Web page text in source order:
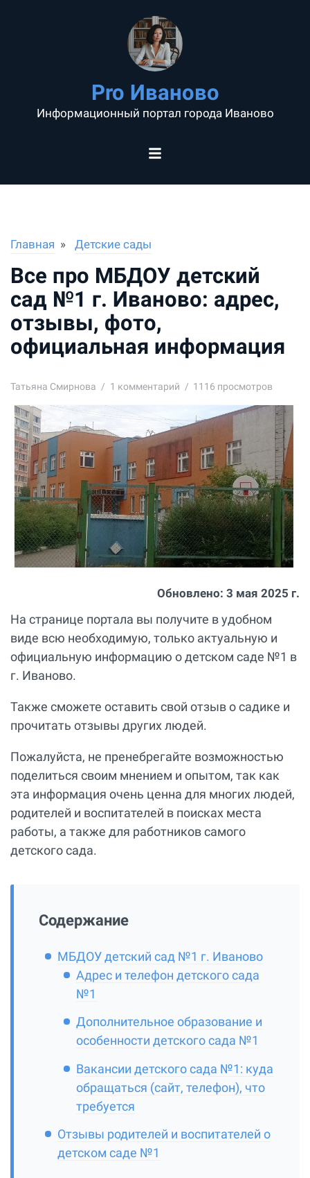
Pro Иваново
Информационный портал города Иваново
Главная Детские сады
Все про МБДОУ детский
сад №1 г. Иваново: адрес,
отзывы, фото,
официальная информация
Татьяна Смирнова 1 комментарий 1116 просмотров
Обновлено: 3 мая 2025 г.
На странице портала вы получите в удобном
виде всю необходимую, только актуальную и
официальную информацию о детском саде №1 в
г. Иваново.
Также сможете оставить свой отзыв о садике и
прочитать отзывы других людей.
Пожалуйста, не пренебрегайте возможностью
поделиться своим мнением и опытом, так как
эта информация очень ценна для многих людей,
родителей и воспитателей в поисках места
работы, а также для работников самого
детского сада.
Содержание
МБДОУ детский сад №1 г. Иваново
Адрес и телефон детского сада
№1
Дополнительное образование и
особенности детского сада №1
Вакансии детского сада №1: куда
обращаться (сайт, телефон), что
требуется
Отзывы родителей и воспитателей о
детском саде №1